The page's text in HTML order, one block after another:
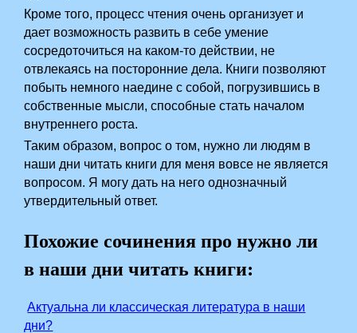
Кроме того, процесс чтения очень организует и
дает возможность развить в себе умение
сосредоточиться на каком-то действии, не
отвлекаясь на посторонние дела. Книги позволяют
побыть немного наедине с собой, погрузившись в
собственные мысли, способные стать началом
внутреннего роста.
Таким образом, вопрос о том, нужно ли людям в
наши дни читать книги для меня вовсе не является
вопросом. Я могу дать на него однозначный
утвердительный ответ.
Похожие сочинения про нужно ли
в наши дни читать книги:
Актуальна ли классическая литература в наши
дни?